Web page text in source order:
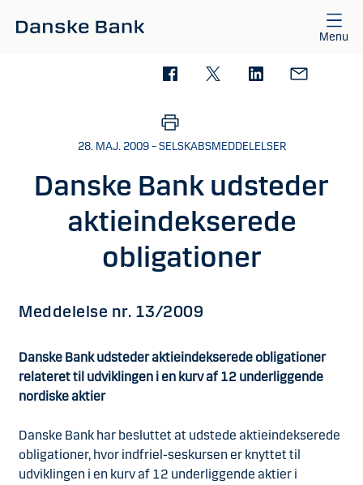
Menu
28. MAJ. 2009 – SELSKABSMEDDELELSER
Danske Bank udsteder
aktieindekserede
obligationer
Meddelelse nr. 13/2009
Danske Bank udsteder aktieindekserede obligationer
relateret til udviklingen i en kurv af 12 underliggende
nordiske aktier
Danske Bank har besluttet at udstede aktieindekserede
obligationer, hvor indfriel-seskursen er knyttet til
udviklingen i en kurv af 12 underliggende aktier i